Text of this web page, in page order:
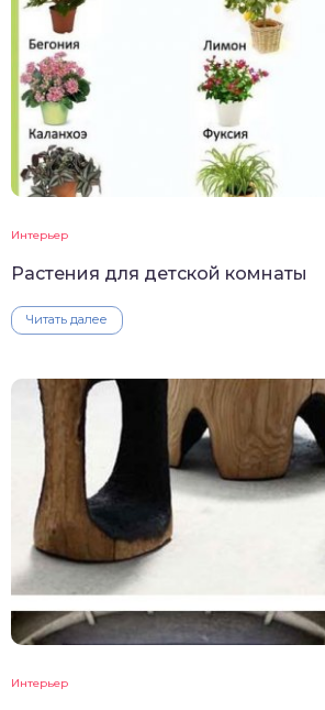
Интерьер
Растения для детской комнаты
Читать далее
Интерьер